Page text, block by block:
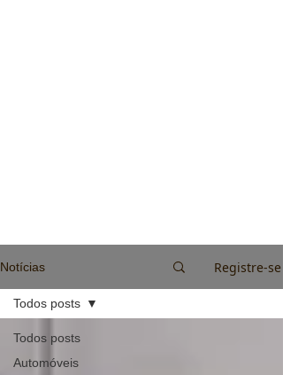
Notícias Registre-se
Todos posts
Automóveis
Todos posts